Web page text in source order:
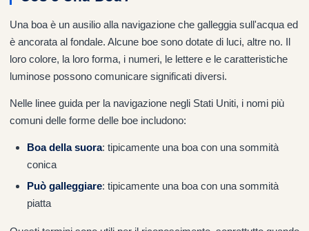
Una boa è un ausilio alla navigazione che galleggia sull'acqua ed
è ancorata al fondale. Alcune boe sono dotate di luci, altre no. Il
loro colore, la loro forma, i numeri, le lettere e le caratteristiche
luminose possono comunicare significati diversi.
Nelle linee guida per la navigazione negli Stati Uniti, i nomi più
comuni delle forme delle boe includono:
Boa della suora: tipicamente una boa con una sommità
conica
Può galleggiare: tipicamente una boa con una sommità
piatta